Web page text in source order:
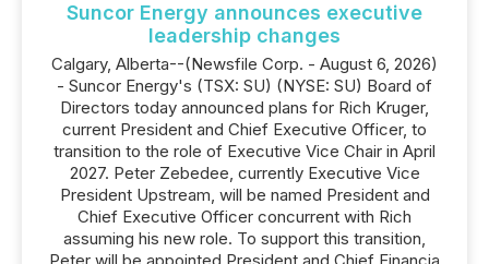
Suncor Energy announces executive
leadership changes
Calgary, Alberta--(Newsfile Corp. - August 6, 2026)
- Suncor Energy's (TSX: SU) (NYSE: SU) Board of
Directors today announced plans for Rich Kruger,
current President and Chief Executive Officer, to
transition to the role of Executive Vice Chair in April
2027. Peter Zebedee, currently Executive Vice
President Upstream, will be named President and
Chief Executive Officer concurrent with Rich
assuming his new role. To support this transition,